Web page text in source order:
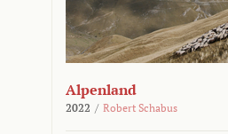
Alpenland
2022 / Robert Schabus